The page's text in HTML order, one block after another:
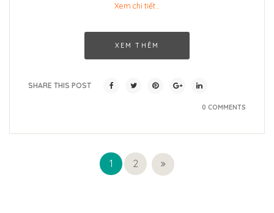
Xem chi tiết…
XEM THÊM
SHARE THIS POST
0 COMMENTS
1 2